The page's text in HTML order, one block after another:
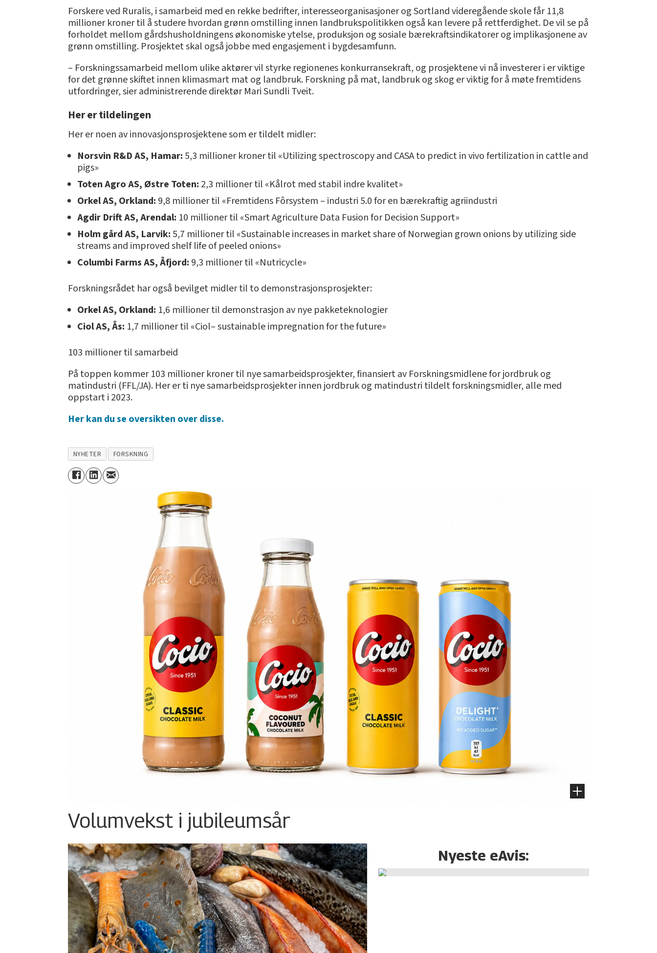
Forskere ved Ruralis, i samarbeid med en rekke bedrifter, interesseorganisasjoner og Sortland videregående skole får 11,8
millioner kroner til å studere hvordan grønn omstilling innen landbrukspolitikken også kan levere på rettferdighet. De vil se på
forholdet mellom gårdshusholdningens økonomiske ytelse, produksjon og sosiale bærekraftsindikatorer og implikasjonene av
grønn omstilling. Prosjektet skal også jobbe med engasjement i bygdesamfunn.
– Forskningssamarbeid mellom ulike aktører vil styrke regionenes konkurransekraft, og prosjektene vi nå investerer i er viktige
for det grønne skiftet innen klimasmart mat og landbruk. Forskning på mat, landbruk og skog er viktig for å møte fremtidens
utfordringer, sier administrerende direktør Mari Sundli Tveit.
Her er tildelingen
Her er noen av innovasjonsprosjektene som er tildelt midler:
Norsvin R&D AS, Hamar: 5,3 millioner kroner til «Utilizing spectroscopy and CASA to predict in vivo fertilization in cattle and
pigs»
Toten Agro AS, Østre Toten: 2,3 millioner til «Kålrot med stabil indre kvalitet»
Orkel AS, Orkland: 9,8 millioner til «Fremtidens Fôrsystem – industri 5.0 for en bærekraftig agriindustri
Agdir Drift AS, Arendal: 10 millioner til «Smart Agriculture Data Fusion for Decision Support»
Holm gård AS, Larvik: 5,7 millioner til «Sustainable increases in market share of Norwegian grown onions by utilizing side
streams and improved shelf life of peeled onions»
Columbi Farms AS, Åfjord: 9,3 millioner til «Nutricycle»
Forskningsrådet har også bevilget midler til to demonstrasjonsprosjekter:
Orkel AS, Orkland: 1,6 millioner til demonstrasjon av nye pakketeknologier
Ciol AS, Ås: 1,7 millioner til «Ciol– sustainable impregnation for the future»
103 millioner til samarbeid
På toppen kommer 103 millioner kroner til nye samarbeidsprosjekter, finansiert av Forskningsmidlene for jordbruk og
matindustri (FFL/JA). Her er ti nye samarbeidsprosjekter innen jordbruk og matindustri tildelt forskningsmidler, alle med
oppstart i 2023.
Her kan du se oversikten over disse.
NYHETER FORSKNING
Volumvekst i jubileumsår
Nyeste eAvis: